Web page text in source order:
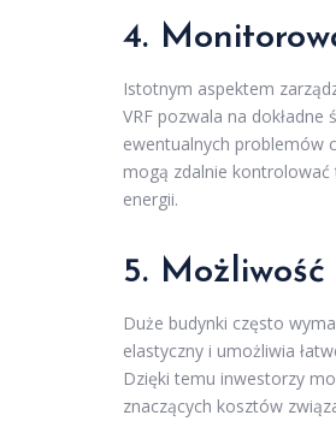
4.
Istotnym aspektem
VRF pozwala na
ewentualnych problemów
mogą zdalnie
energii.
5.
Duże budynki często
elastyczny i umożliwia
Dzięki temu inwestorzy
znaczących kosztów